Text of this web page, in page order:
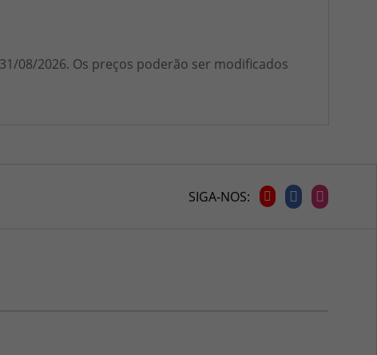
08/2026. Os preços poderão ser modificados
SIGA-NOS: